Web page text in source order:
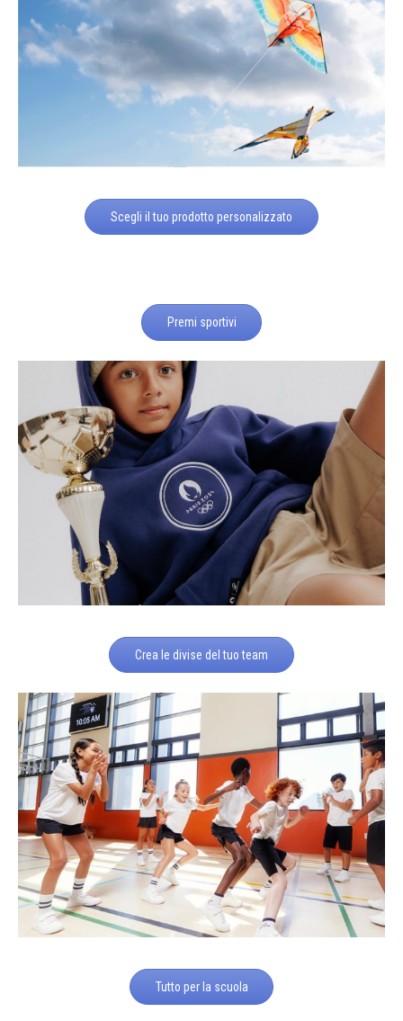
Scegli il tuo prodotto personalizzato
Premi sportivi
Crea le divise del tuo team
Tutto per la scuola